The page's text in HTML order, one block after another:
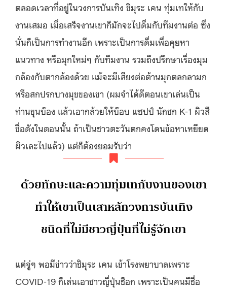
ตลอดเวลาที่อยู่ในวงการบันเทิง ชิมุระ เคน ทุ่มเทให้กับ
งานเสมอ เมื่อเสร็จงานเขาก็มักจะไปดื่มกับทีมงานต่อ ซึ่ง
นั่นก็เป็นการทำงานอีก เพราะเป็นการดื่มเพื่อคุยหา
แนวทาง หรือมุกใหม่ๆ กับทีมงาน รวมถึงปรึกษาเรื่องมุม
กล้องกับตากล้องด้วย แม้จะมีเสียงต่อต้านมุกตลกลามก
หรือสกปรกบางมุขของเขา (ผมจำได้ดีตอนเขาเล่นเป็น
ท่านขุนบ๊อง แล้วเอากล้วยให้บ๊อบ แซปป์ นักชก K-1 ผิวสี
ชื่อดังในตอนนั้น ถ้าเป็นชาวตะวันตกคงโดนข้อหาเหยียด
ผิวเละไปแล้ว) แต่ก็ต้องยอมรับว่า
ด้วยทักษะและความทุ่มเทกับงานของเขา
ทำให้เขาเป็นเสาหลักวงการบันเทิง
ชนิดที่ไม่มีชาวญี่ปุ่นที่ไม่รู้จักเขา
แต่จู่ๆ พอมีข่าวว่าชิมุระ เคน เข้าโรงพยาบาลเพราะ
COVID-19 ก็เล่นเอาชาวญี่ปุ่นช็อก เพราะเป็นคนมีชื่อ